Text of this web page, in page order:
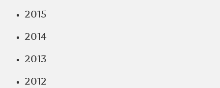
2015
2014
2013
2012